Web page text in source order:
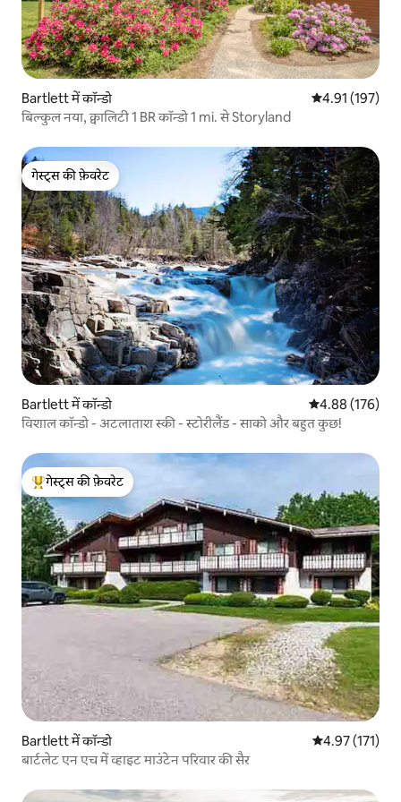
Bartlett में कॉन्डो औसत रेटिंग 5 में से
4.91 (197)
बिल्कुल नया, क्वालिटी 1 BR कॉन्डो 1 mi. से Storyland
गेस्ट्स की फ़ेवरेट
गेस्ट्स की फ़ेवरेट
Bartlett में कॉन्डो औसत रेटिंग 5 में से
4.88 (176)
विशाल कॉन्डो - अटलाताश स्की - स्टोरीलैंड - साको और बहुत कुछ!
गेस्ट्स का टॉप फ़ेवरेट
गेस्ट्स की फ़ेवरेट
Bartlett में कॉन्डो औसत रेटिंग 5 में से
4.97 (171)
बार्टलेट एन एच में व्हाइट माउंटेन परिवार की सैर